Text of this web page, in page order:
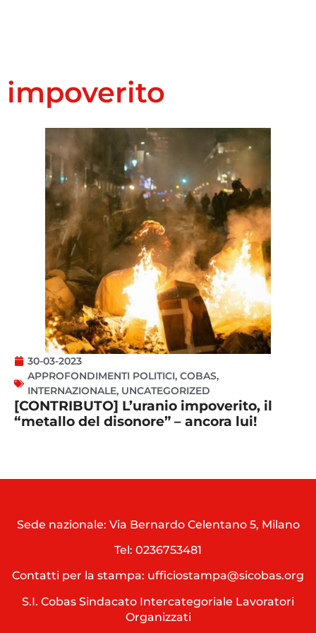
impoverito
30-03-2023
APPROFONDIMENTI POLITICI, COBAS,
INTERNAZIONALE, UNCATEGORIZED
[CONTRIBUTO] L’uranio impoverito, il
“metallo del disonore” – ancora lui!
Sede nazionale: Via Bernardo Celentano 5, Milano
Tel: 0236753481
Contatti per la stampa: ufficiostampa@sicobas.org
S.I. Cobas Sindacato Intercategoriale Lavoratori
Organizzati